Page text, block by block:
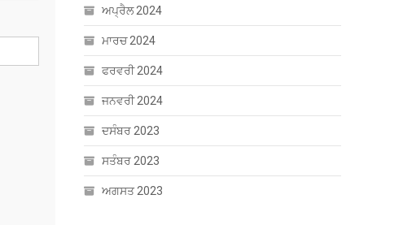
ਅਪ੍ਰੈਲ 2024
ਮਾਰਚ 2024
ਫਰਵਰੀ 2024
ਜਨਵਰੀ 2024
ਦਸੰਬਰ 2023
ਸਤੰਬਰ 2023
ਅਗਸਤ 2023